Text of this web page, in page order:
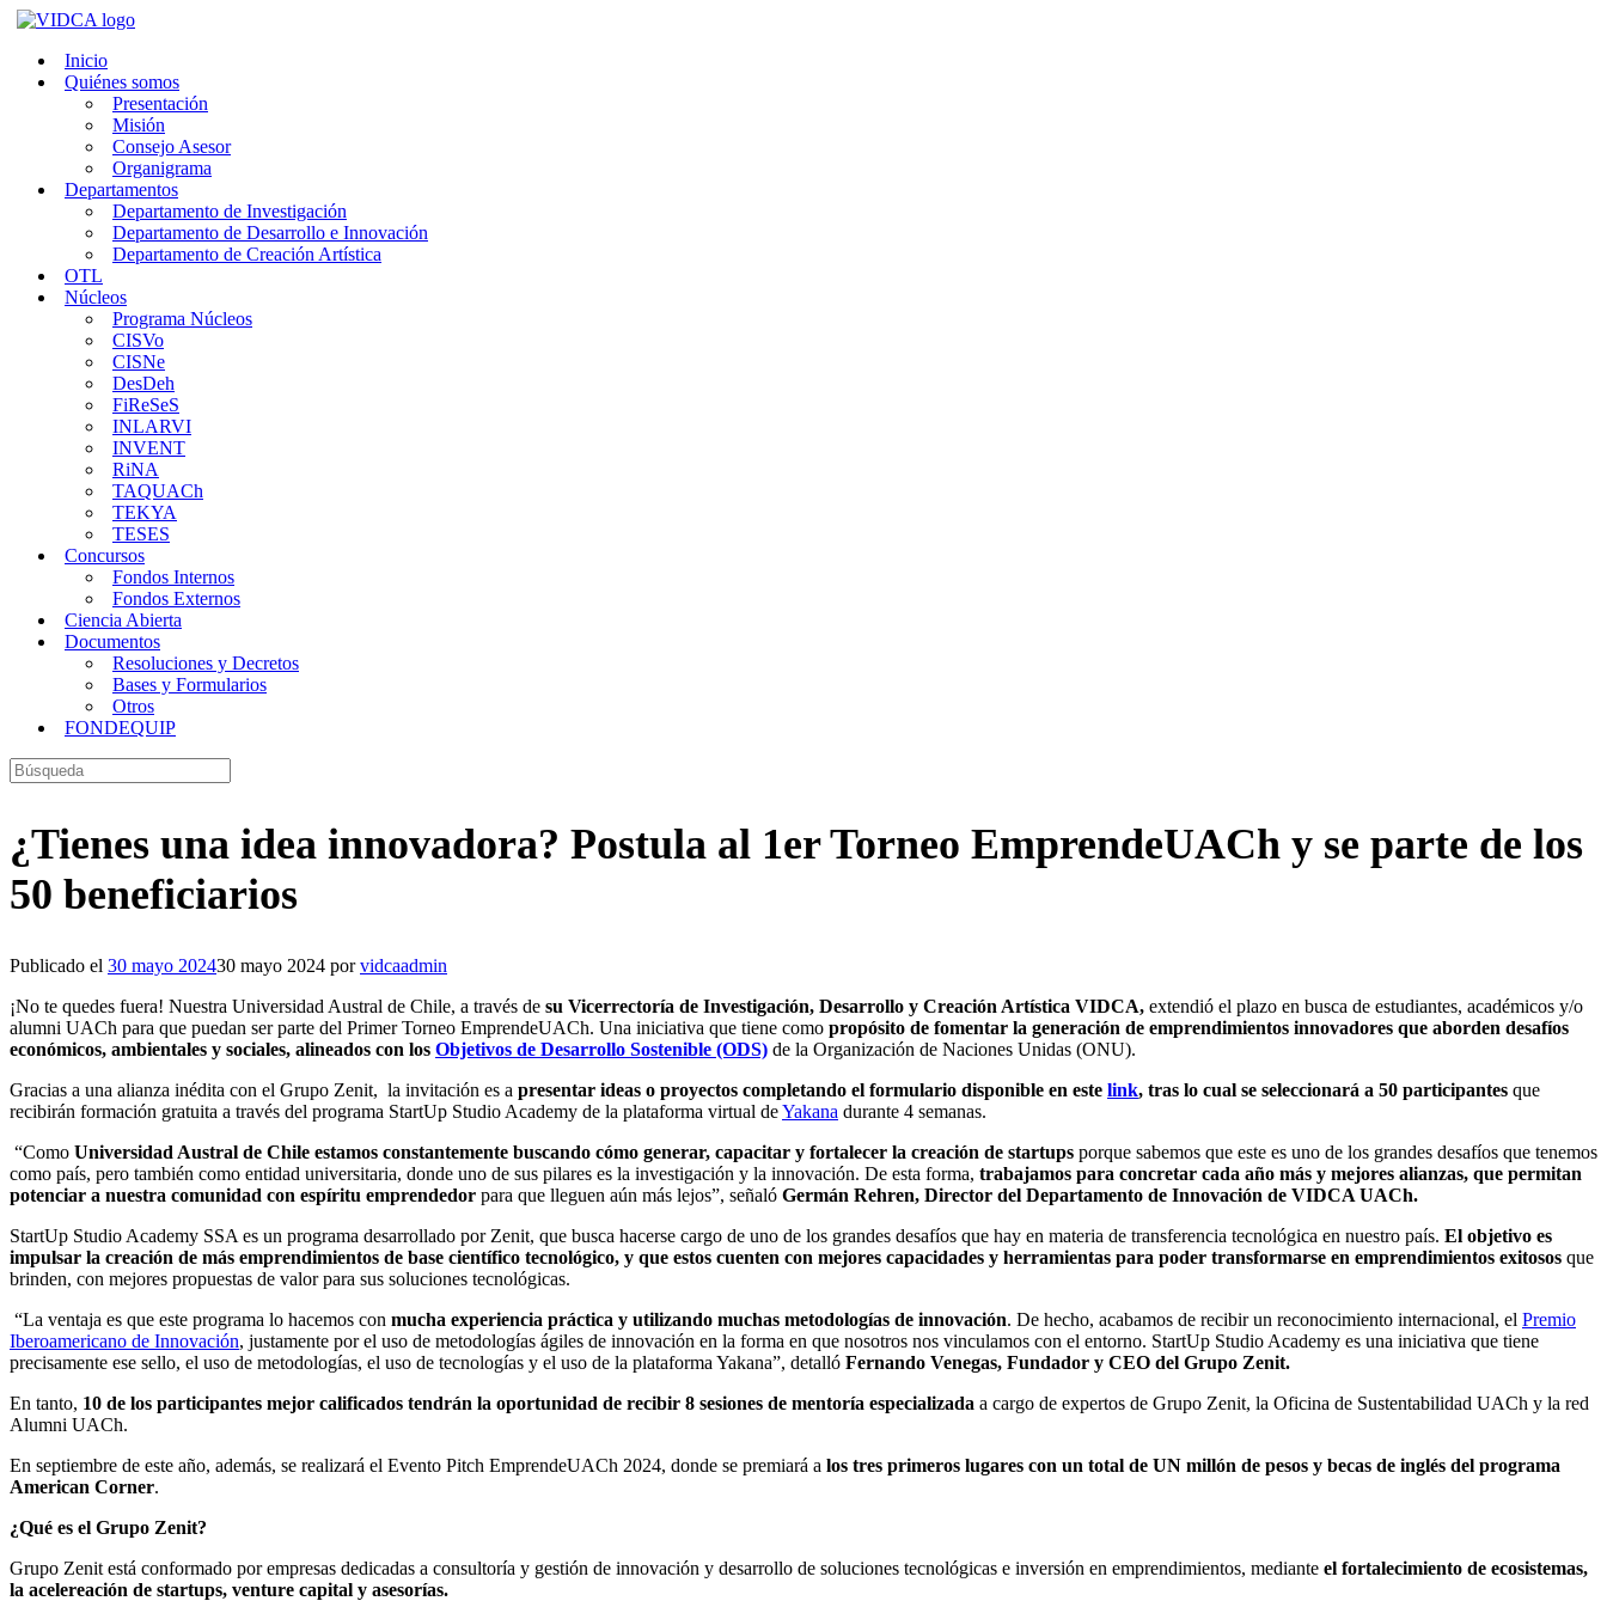
Saltar
contenidoInicio
Quiénes somos
Presentación
Misión
Consejo Asesor
Organigrama
Departamentos
Departamento de Investigación
Departamento de Desarrollo e Innovación
Departamento de Creación Artística
OTL
Núcleos
Programa Núcleos
CISVo
CISNe
DesDeh
FiReSeS
INLARVI
INVENT
RiNA
TAQUACh
TEKYA
TESES
Concursos
Fondos Internos
Fondos Externos
Ciencia Abierta
Documentos
Resoluciones y Decretos
Bases y Formularios
Otros
FONDEQUIP
Buscar:
¿Tienes una idea innovadora? Postula al 1er Torneo EmprendeUACh y se parte de los
50 beneficiarios
Publicado el 30 mayo 202430 mayo 2024 porvidcaadmin
¡No te quedes fuera! Nuestra Universidad Austral de Chile, a través de su Vicerrectoría de Investigación, Desarrollo y Creación Artística VIDCA, extendió el plazo en busca de estudiantes, académicos y/o
alumni UACh para que puedan ser parte del Primer Torneo EmprendeUACh. Una iniciativa que tiene como propósito de fomentar la generación de emprendimientos innovadores que aborden desafíos
económicos, ambientales y sociales, alineados con los Objetivos de Desarrollo Sostenible (ODS) de la Organización de Naciones Unidas (ONU).
Gracias a una alianza inédita con el Grupo Zenit, la invitación es a presentar ideas o proyectos completando el formulario disponible en este link, tras lo cual se seleccionará a 50 participantes que
recibirán formación gratuita a través del programa StartUp Studio Academy de la plataforma virtual deYakana durante 4 semanas.
“Como Universidad Austral de Chile estamos constantemente buscando cómo generar, capacitar y fortalecer la creación de startups porque sabemos que este es uno de los grandes desafíos que tenemos
como país, pero también como entidad universitaria, donde uno de sus pilares es la investigación y la innovación. De esta forma, trabajamos para concretar cada año más y mejores alianzas, que permitan
potenciar a nuestra comunidad con espíritu emprendedor para que lleguen aún más lejos”, señaló Germán Rehren, Director del Departamento de Innovación de VIDCA UACh.
StartUp Studio Academy SSA es un programa desarrollado por Zenit, que busca hacerse cargo de uno de los grandes desafíos que hay en materia de transferencia tecnológica en nuestro país. El objetivo es
impulsar la creación de más emprendimientos de base científico tecnológico, y que estos cuenten con mejores capacidades y herramientas para poder transformarse en emprendimientos exitosos que
brinden, con mejores propuestas de valor para sus soluciones tecnológicas.
“La ventaja es que este programa lo hacemos con mucha experiencia práctica y utilizando muchas metodologías de innovación. De hecho, acabamos de recibir un reconocimiento internacional, el Premio
Iberoamericano de Innovación, justamente por el uso de metodologías ágiles de innovación en la forma en que nosotros nos vinculamos con el entorno. StartUp Studio Academy es una iniciativa que tiene
precisamente ese sello, el uso de metodologías, el uso de tecnologías y el uso de la plataforma Yakana”, detalló Fernando Venegas, Fundador y CEO del Grupo Zenit.
En tanto, 10 de los participantes mejor calificados tendrán la oportunidad de recibir 8 sesiones de mentoría especializada a cargo de expertos de Grupo Zenit, la Oficina de Sustentabilidad UACh y la red
Alumni UACh.
En septiembre de este año, además, se realizará el Evento Pitch EmprendeUACh 2024, donde se premiará a los tres primeros lugares con un total de UN millón de pesos y becas de inglés del programa
American Corner.
¿Qué es el Grupo Zenit?
Grupo Zenit está conformado por empresas dedicadas a consultoría y gestión de innovación y desarrollo de soluciones tecnológicas e inversión en emprendimientos, mediante el fortalecimiento de ecosistemas,
la acelereación de startups, venture capital y asesorías.